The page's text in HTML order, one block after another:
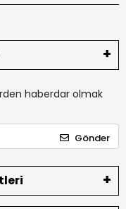
haberdar olmak
Gönder